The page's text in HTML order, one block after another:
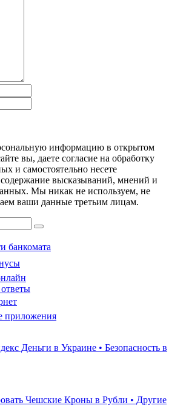
информацию в открытом
вы, даете согласие на обработку
и самостоятельно несете
содержание высказываний, мнений и
Мы никак не используем, не
ваши данные третьим лицам.
банкомата
приложения
Деньги в Украине • Безопасность в
Чешские Кроны в Рубли • Другие